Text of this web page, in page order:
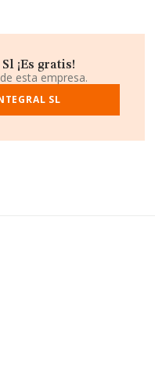
perdido 41 puestos en el
el ranking del sector,
yMantequerias Santi
posición 50.814 a la
en el ranking:Vela Reoco
(a nivel nacional) se
S.L. En 2025, la
¡Es gratis!
esta empresa.
SL